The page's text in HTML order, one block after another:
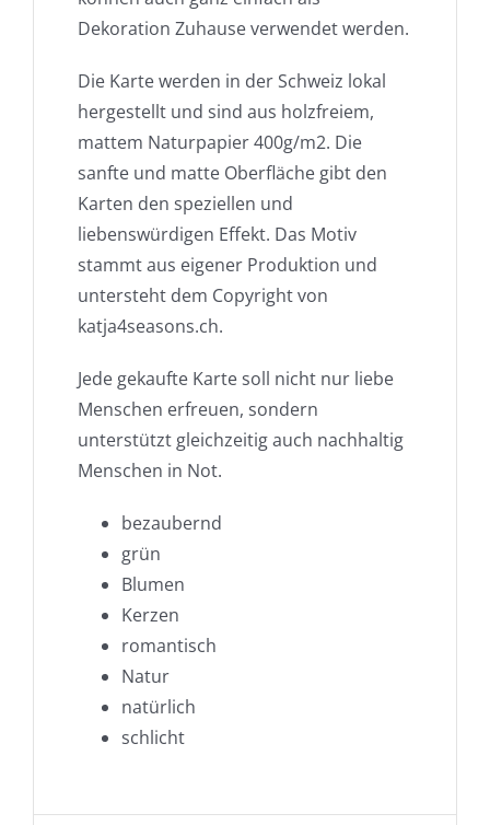
Dekoration Zuhause verwendet werden.
Die Karte werden in der Schweiz lokal
hergestellt und sind aus holzfreiem,
mattem Naturpapier 400g/m2. Die
sanfte und matte Oberfläche gibt den
Karten den speziellen und
liebenswürdigen Effekt. Das Motiv
stammt aus eigener Produktion und
untersteht dem Copyright von
katja4seasons.ch.
Jede gekaufte Karte soll nicht nur liebe
Menschen erfreuen, sondern
unterstützt gleichzeitig auch nachhaltig
Menschen in Not.
bezaubernd
grün
Blumen
Kerzen
romantisch
Natur
natürlich
schlicht